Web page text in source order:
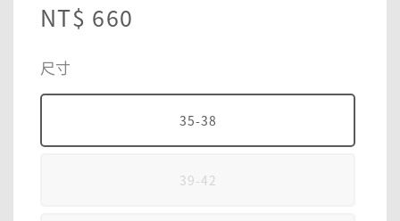
Regular
NT$ 660
尺寸
35-38
39-42